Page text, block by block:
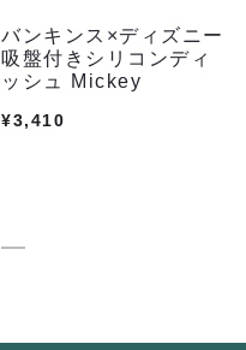
バンキンス×ディズニー
吸盤付きシリコンディ
ッシュ Mickey
¥3,410